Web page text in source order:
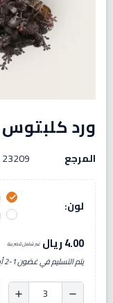
ورد كلبتوس
المرجع 23209
لون: check
4.00 ريال غير شامل للضريبة
يتم التسليم في غضون 1-2 أيام
remove
add